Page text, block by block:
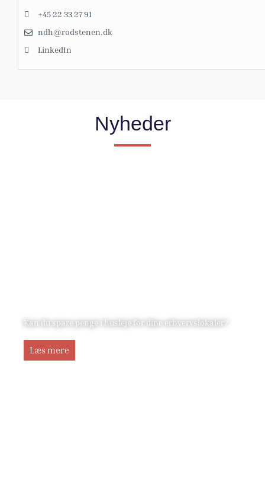
+45 22 33 27 91
ndh@rodstenen.dk
LinkedIn
Nyheder
Kan du spare penge i husleje for dine erhvervslokaler?
Læs mere